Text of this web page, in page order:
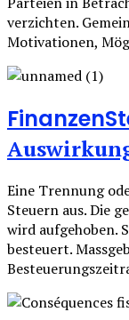
verzichten.
Motivationen,
Finanzen
Eine Trennung
Steuern aus. Die
wird aufgehoben.
besteuert.